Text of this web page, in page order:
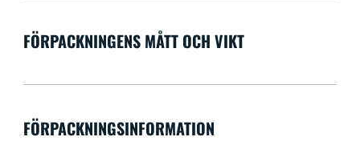
FÖRPACKNINGENS MÅTT OCH VIKT
FÖRPACKNINGSINFORMATION